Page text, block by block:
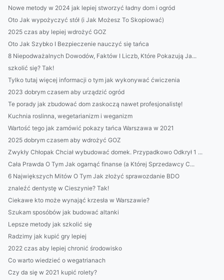
Nowe metody w 2024 jak lepiej stworzyć ładny dom i ogród
Oto Jak wypożyczyć stół (i Jak Możesz To Skopiować)
2025 czas aby lepiej wdrożyć GOZ
Oto Jak Szybko I Bezpieczenie nauczyć się tańca
8 Niepodważalnych Dowodów, Faktów I Liczb, Które Pokazują Ja...
szkolić się? Tak!
Tylko tutaj więcej informacji o tym jak wykonywać ćwiczenia
2023 dobrym czasem aby urządzić ogród
Te porady jak zbudować dom zaskoczą nawet profesjonalistę!
Kuchnia roslinna, wegetarianizm i weganizm
Wartość tego jak zamówić pokazy tańca Warszawa w 2021
2025 dobrym czasem aby wdrożyć GOZ
Zwykły Chłopak Chciał wybudować domek. Przypadkowo Odkrył 1 ...
Cała Prawda O Tym Jak ogarnąć finanse (a Której Sprzedawcy C...
6 Największych Mitów O Tym Jak złożyć sprawozdanie BDO
znaleźć dentystę w Cieszynie? Tak!
Ciekawe kto może wynająć krzesła w Warszawie?
Szukam sposóbów jak budować altanki
Lepsze metody jak szkolić się
Radzimy jak kupić gry lepiej
2022 czas aby lepiej chronić środowisko
Co warto wiedzieć o wegatrianach
Czy da się w 2021 kupić rolety?